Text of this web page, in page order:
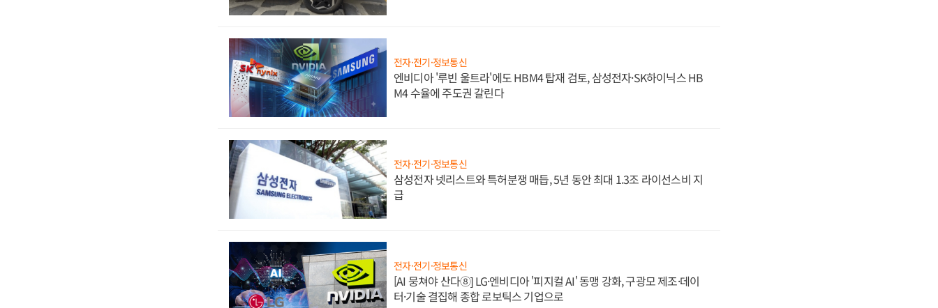
전자·전기·정보통신
엔비디아 '루빈 울트라'에도 HBM4 탑재 검토, 삼성전자·SK하이닉스 HB
M4 수율에 주도권 갈린다
전자·전기·정보통신
삼성전자 넷리스트와 특허분쟁 매듭, 5년 동안 최대 1.3조 라이선스비 지
급
전자·전기·정보통신
[AI 뭉쳐야 산다⑧] LG·엔비디아 '피지컬 AI' 동맹 강화, 구광모 제조·데이
터·기술 결집해 종합 로보틱스 기업으로